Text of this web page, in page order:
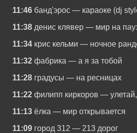
11:46 банд'эрос — караоке (dj
11:38 денис клявер — мир на
11:34 крис кельми — ночное
11:32 фабрика — а я за тобой
11:28 градусы — на ресницах
11:22 филипп киркоров — улетай,
11:13 ёлка — мир открывается
11:09 город 312 — 213 дорог